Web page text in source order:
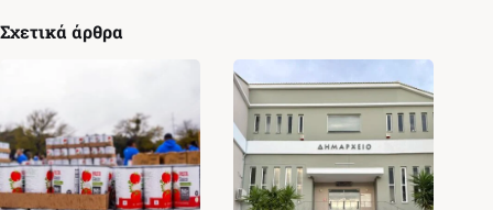
Σχετικά άρθρα